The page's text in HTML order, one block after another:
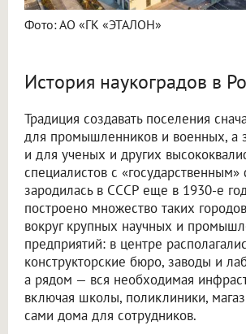
Фото: АО «ГК «ЭТАЛОН»
История наукоградов в
Традиция создавать поселения
для промышленников и военных, а
и для ученых и других
специалистов с
зародилась в СССР еще в 1930-е
построено множество таких
вокруг крупных научных и
предприятий: в центре
конструкторские бюро, заводы и
а рядом — вся необходимая
включая школы, поликлиники,
сами дома для сотрудников.